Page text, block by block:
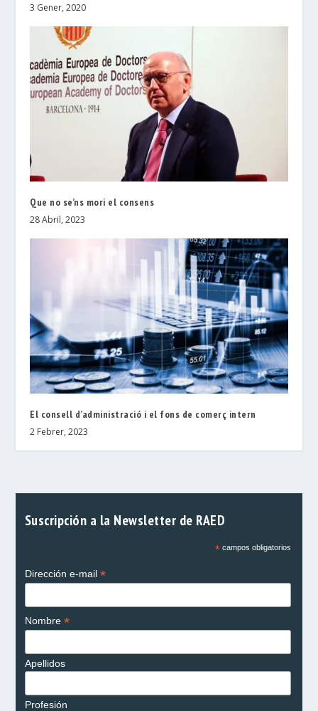
3 Gener, 2020
Que no se’ns mori el consens
28 Abril, 2023
El consell d’administració i el fons de comerç intern
2 Febrer, 2023
Suscripción a la Newsletter de RAED
*campos obligatorios
Dirección e-mail *
Nombre *
Apellidos
Profesión